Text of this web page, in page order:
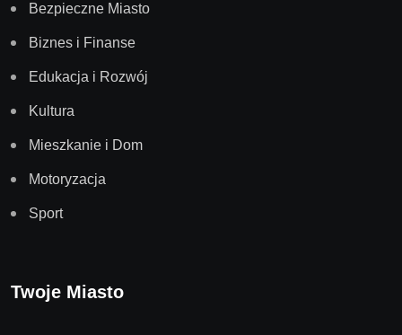
Bezpieczne Miasto
Biznes i Finanse
Edukacja i Rozwój
Kultura
Mieszkanie i Dom
Motoryzacja
Sport
Twoje Miasto